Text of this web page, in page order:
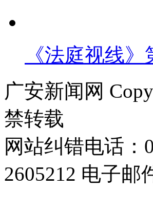
《法庭视线》
广安新闻网
禁转载
网站纠错电话：
2605212 电子邮